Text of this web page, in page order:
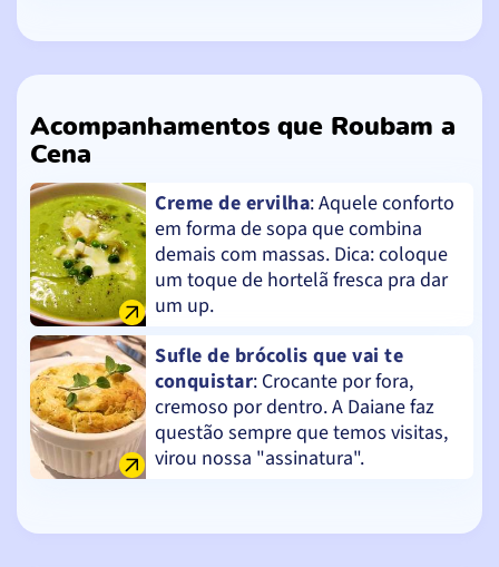
Acompanhamentos que Roubam a
Cena
Creme de ervilha: Aquele conforto
em forma de sopa que combina
demais com massas. Dica: coloque
um toque de hortelã fresca pra dar
um up.
Sufle de brócolis que vai te
conquistar: Crocante por fora,
cremoso por dentro. A Daiane faz
questão sempre que temos visitas,
virou nossa "assinatura".